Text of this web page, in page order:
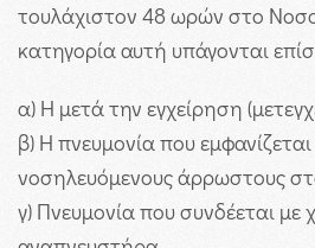
τουλάχιστον 48 ωρών στο
κατηγορία αυτή υπάγονται
α) Η μετά την εγχείρηση
β) Η πνευμονία που
νοσηλευόμενους άρρωστους
γ) Πνευμονία που συνδέεται με